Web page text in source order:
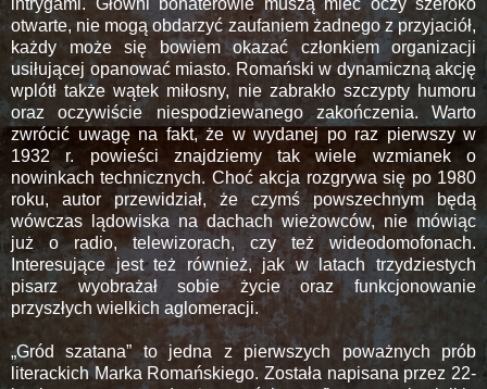
otwarte, nie mogą obdarzyć zaufaniem żadnego z przyjaciół,
każdy może się bowiem okazać członkiem organizacji
usiłującej opanować miasto. Romański w dynamiczną akcję
wplótł także wątek miłosny, nie zabrakło szczypty humoru
oraz oczywiście niespodziewanego zakończenia. Warto
zwrócić uwagę na fakt, że w wydanej po raz pierwszy w
1932 r. powieści znajdziemy tak wiele wzmianek o
nowinkach technicznych. Choć akcja rozgrywa się po 1980
roku, autor przewidział, że czymś powszechnym będą
wówczas lądowiska na dachach wieżowców, nie mówiąc
już o radio, telewizorach, czy też wideodomofonach.
Interesujące jest też również, jak w latach trzydziestych
pisarz wyobrażał sobie życie oraz funkcjonowanie
przyszłych wielkich aglomeracji.
„Gród szatana” to jedna z pierwszych poważnych prób
literackich Marka Romańskiego. Została napisana przez 22-